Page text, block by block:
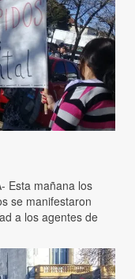
Esta mañana los
se manifestaron
a los agentes de